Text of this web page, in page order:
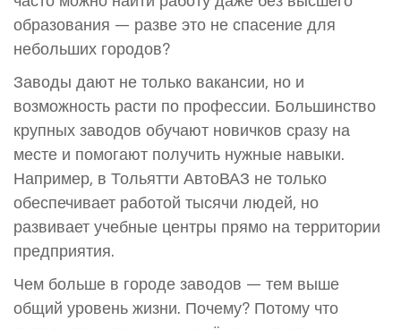
образования — разве это не спасение для
небольших городов?
Заводы дают не только вакансии, но и
возможность расти по профессии. Большинство
крупных заводов обучают новичков сразу на
месте и помогают получить нужные навыки.
Например, в Тольятти АвтоВАЗ не только
обеспечивает работой тысячи людей, но
развивает учебные центры прямо на территории
предприятия.
Чем больше в городе заводов — тем выше
общий уровень жизни. Почему? Потому что